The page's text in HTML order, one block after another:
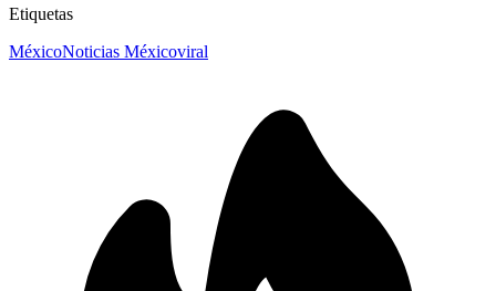
Etiquetas
MéxicoNoticias Méxicoviral